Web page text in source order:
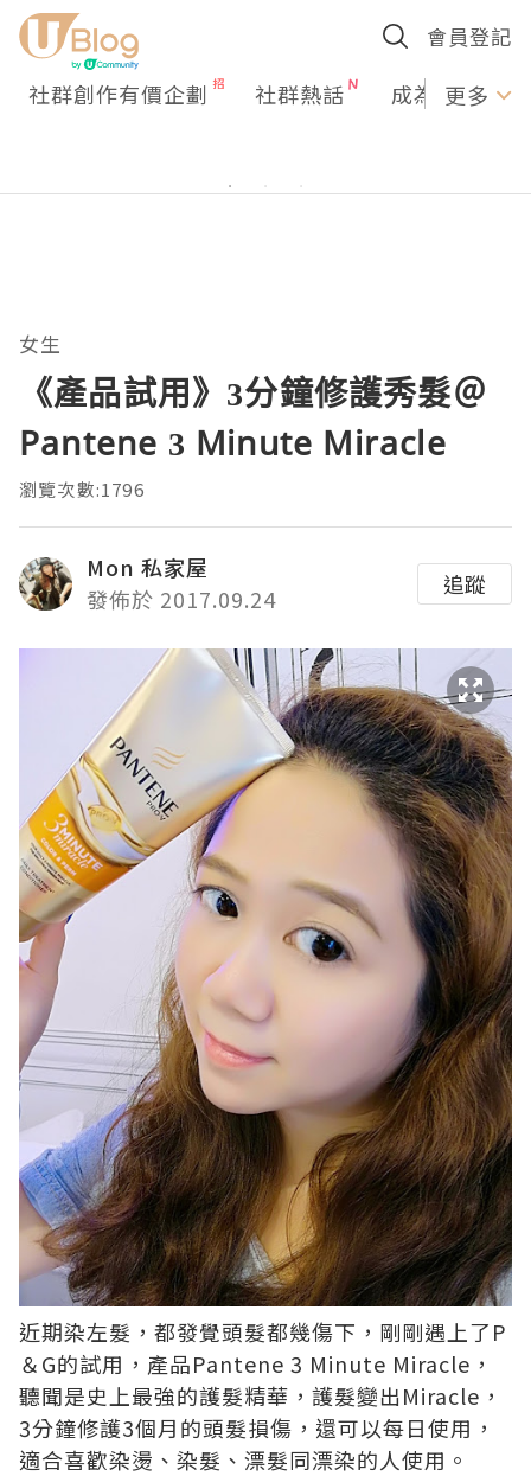
會員登記
社群創作有價企劃 社群熱話 成為U更多
女生
《產品試用》3分鐘修護秀髮＠
Pantene 3 Minute Miracle
瀏覽次數:1796
Mon 私家屋
發佈於 2017.09.24
追蹤
近期染左髮，都發覺頭髮都幾傷下，剛剛遇上了P
＆G的試用，產品Pantene 3 Minute Miracle，
聽聞是史上最強的護髮精華，護髮變出Miracle，
3分鐘修護3個月的頭髮損傷，還可以每日使用，
適合喜歡染燙、染髮、漂髮同漂染的人使用。